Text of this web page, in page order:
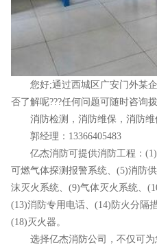
您好;通过西城区广安门外某企
否了解呢???任何问题可随时咨询
消防检测，消防维保，消防维
郭经理：13366405483
亿杰消防可提供消防工程：(1)
可燃气体探测报警系统、(5)消防
沫灭火系统、(9)气体灭火系统、
(13)消防专用电话、(14)防火分隔
(18)灭火器。
选择亿杰消防公司，不仅可为